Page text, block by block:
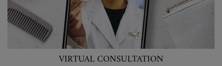
VIRTUAL CONSULTATION